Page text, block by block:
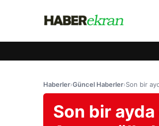
Haberler›Güncel Haberler›Son bir
Son bir